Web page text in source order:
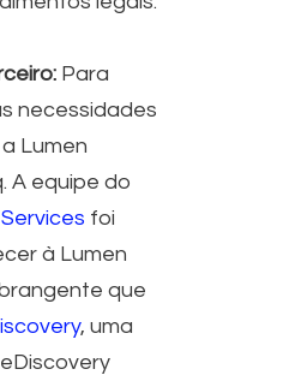
Para
necessidades
Lumen
A equipe do
foi
à Lumen
que
, uma